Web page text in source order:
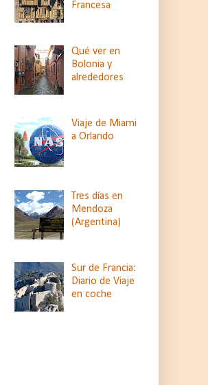
Francesa
Qué ver en
Bolonia y
alrededores
Viaje de Miami
a Orlando
Tres días en
Mendoza
(Argentina)
Sur de Francia:
Diario de Viaje
en coche